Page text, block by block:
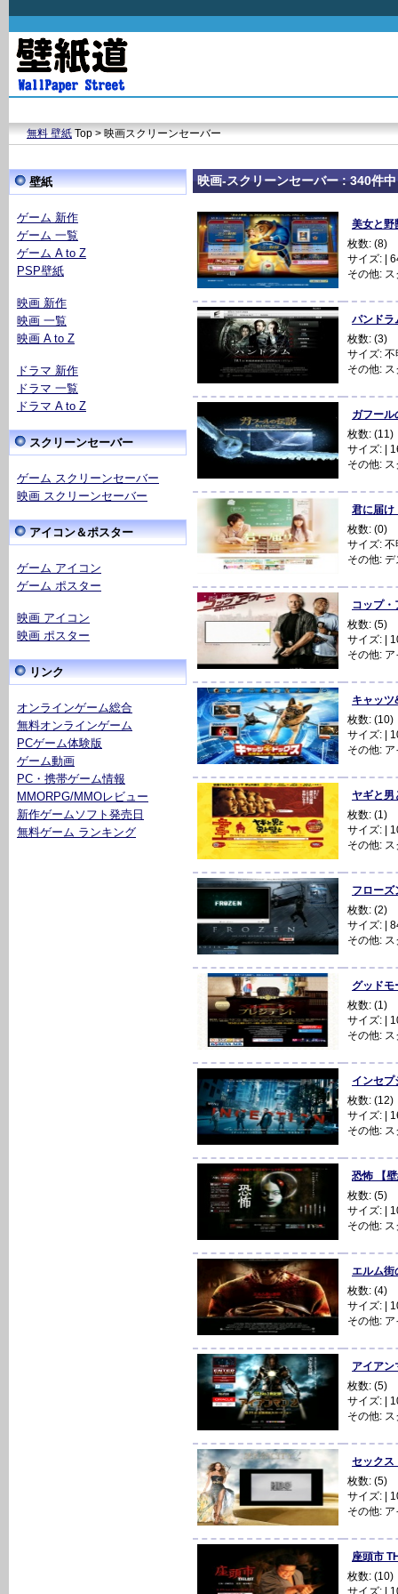
無料 壁紙Top > 映画スクリーンセーバー
壁紙
ゲーム 新作
ゲーム 一覧
ゲーム A to Z
PSP壁紙
映画 新作
映画 一覧
映画 A to Z
ドラマ 新作
ドラマ 一覧
ドラマ A to Z
スクリーンセーバー
ゲーム スクリーンセーバー
映画 スクリーンセーバー
アイコン＆ポスター
ゲーム アイコン
ゲーム ポスター
映画 アイコン
映画 ポスター
リンク
オンラインゲーム総合
無料オンラインゲーム
PCゲーム体験版
ゲーム動画
PC・携帯ゲーム情報
MMORPG/MMOレビュー
新作ゲームソフト発売日
無料ゲーム ランキング
映画-スクリーンセーバー : 340件
美女と野
枚数: (8)
サイズ: |
その他:
パンドラ
枚数: (3)
サイズ: 不
その他:
ガフー
枚数: (11)
サイズ: |
その他:
君に届け
枚数: (0)
サイズ: 不
その他: デ
コップ
枚数: (5)
サイズ: |
その他: ア
キャッ
枚数: (10)
サイズ: |
その他: ア
ヤギと男
枚数: (1)
サイズ: |
その他:
フローズ
枚数: (2)
サイズ: |
その他:
グッド
枚数: (1)
サイズ: |
その他:
インセ
枚数: (12)
サイズ: |
その他:
恐怖 【
枚数: (5)
サイズ: |
その他:
エルム
枚数: (4)
サイズ: |
その他: ア
アイアン
枚数: (5)
サイズ: |
その他:
セックス
枚数: (5)
サイズ: |
その他: ア
座頭市
枚数: (10)
サイズ: |